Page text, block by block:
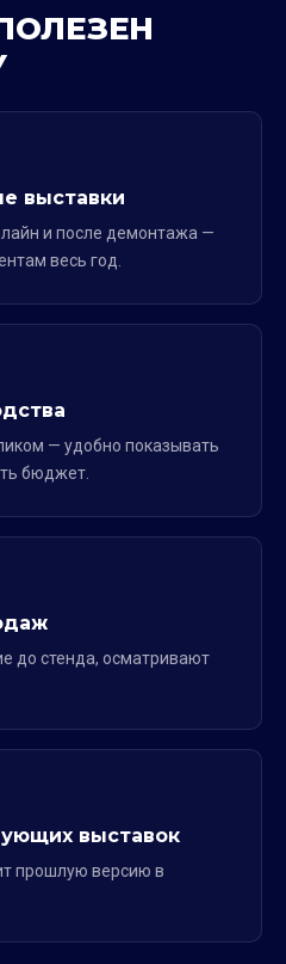
выставки
и после демонтажа —
весь год.
— удобно показывать
бюджет.
до стенда, осматривают
выставок
прошлую версию в